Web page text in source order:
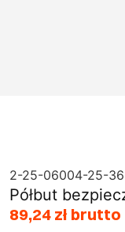
2-25-06004-25-36
Półbut
89,24 zł brutto